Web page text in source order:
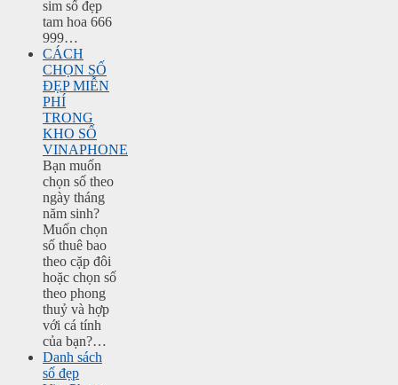
sim số đẹp
tam hoa 666
999…
CÁCH
CHỌN SỐ
ĐẸP MIỄN
PHÍ
TRONG
KHO SỐ
VINAPHONE
Bạn muốn
chọn số theo
ngày tháng
năm sinh?
Muốn chọn
số thuê bao
theo cặp đôi
hoặc chọn số
theo phong
thuỷ và hợp
với cá tính
của bạn?…
Danh sách
số đẹp